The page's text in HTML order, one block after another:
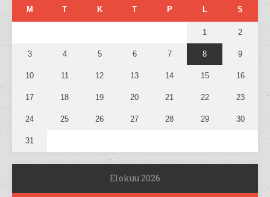
M T K T P L S
1 2
3 4 5 6 7 8 9
10 11 12 13 14 15 16
17 18 19 20 21 22 23
24 25 26 27 28 29 30
31
Elokuu 2026